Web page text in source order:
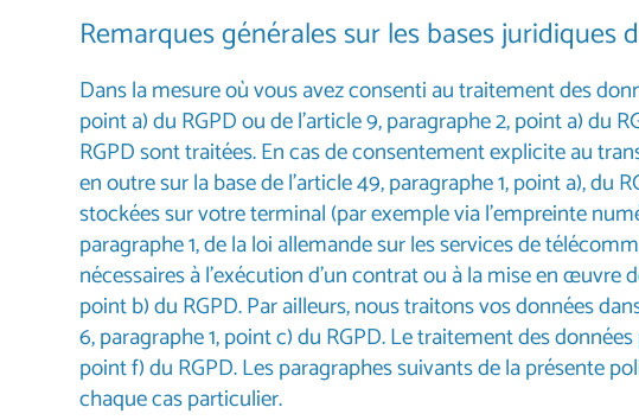
Remarques générales sur les bases
Dans la mesure où vous avez consenti au traitement des
point a) du RGPD ou de l’article 9, paragraphe 2, point a) du
RGPD sont traitées. En cas de consentement explicite au
en outre sur la base de l’article 49, paragraphe 1, point a), du
stockées sur votre terminal (par exemple via l’empreinte
paragraphe 1, de la loi allemande sur les services de
nécessaires à l’exécution d’un contrat ou à la mise en
point b) du RGPD. Par ailleurs, nous traitons vos données
6, paragraphe 1, point c) du RGPD. Le traitement des
point f) du RGPD. Les paragraphes suivants de la présente
chaque cas particulier.